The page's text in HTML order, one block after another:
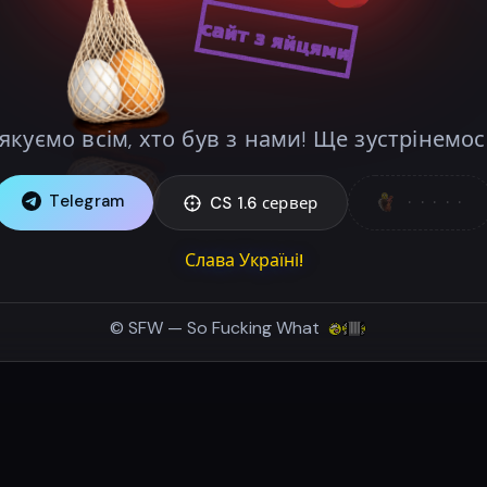
всім, хто був з нами! Ще
Telegram CS 1.6 сервер · · · · ·
Слава Україні!
© SFW — So Fucking What